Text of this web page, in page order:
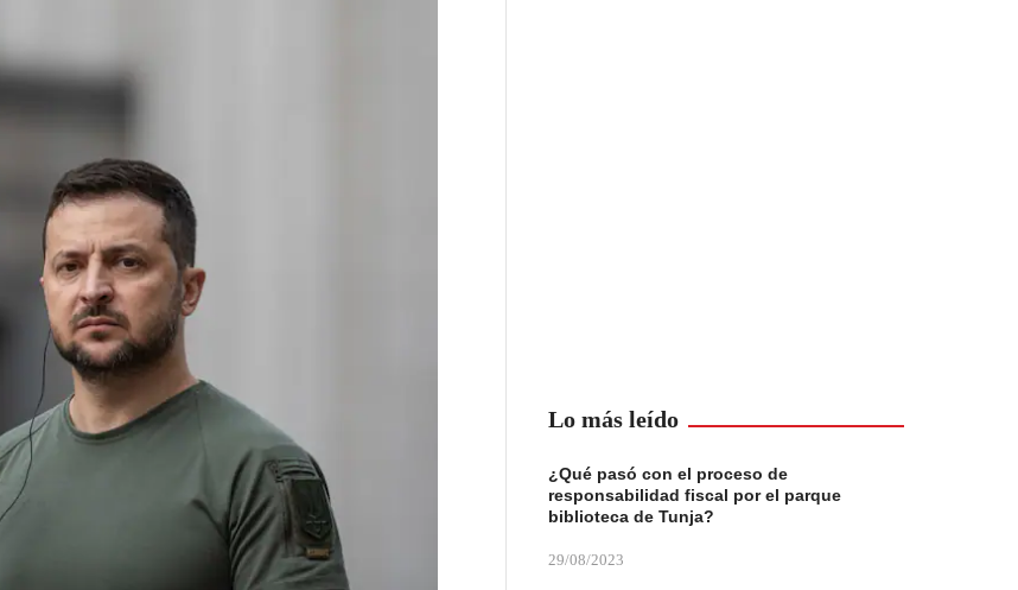
Lo más leído
¿Qué pasó con el proceso de
responsabilidad fiscal por el parque
biblioteca de Tunja?
29/08/2023